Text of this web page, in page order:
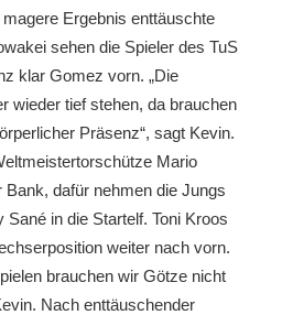
Ergebnis enttäuschte
sehen die Spieler des TuS
klar Gomez vorn. „Die
wieder tief stehen, da brauchen
Präsenz“, sagt Kevin.
Mario
dafür nehmen die Jungs
in die Startelf. Toni Kroos
weiter nach vorn.
brauchen wir Götze nicht
Nach enttäuschender